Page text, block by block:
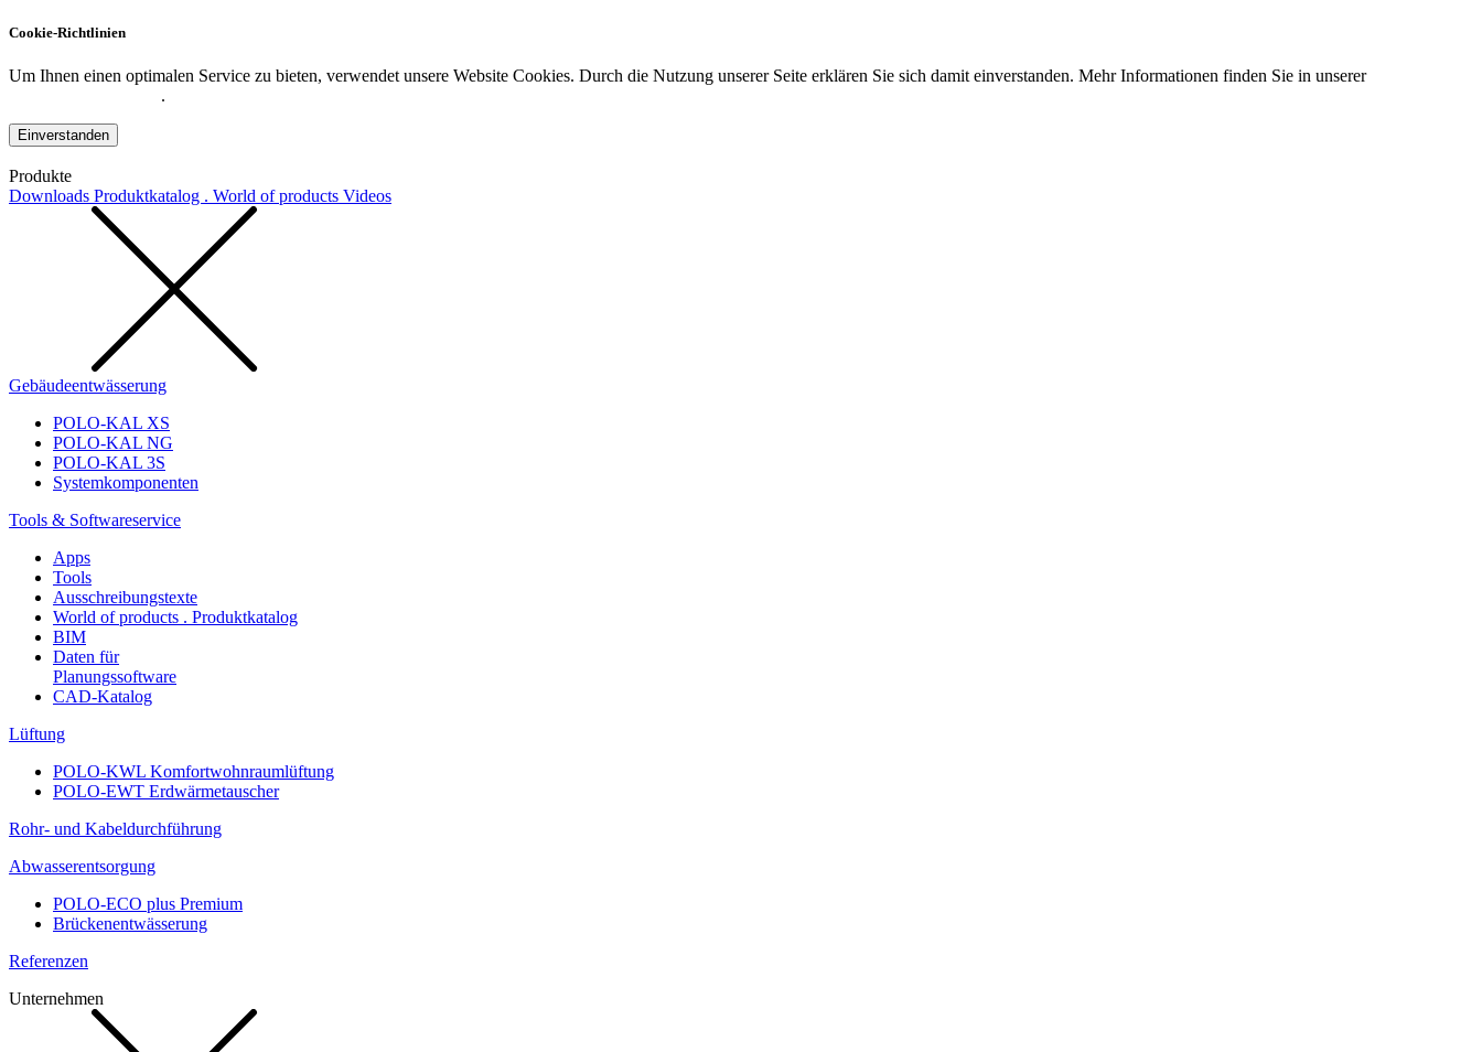
Cookie-Richtlinien
Um Ihnen einen optimalen Service zu bieten, verwendet unsere Website Cookies. Durch die Nutzung unserer Seite erklären Sie sich damit einverstanden. Mehr Informationen finden Sie in unserer
.
Einverstanden
Produkte
Downloads Produktkatalog . World of products Videos
Gebäudeentwässerung
POLO-KAL XS
POLO-KAL NG
POLO-KAL 3S
Systemkomponenten
Tools & Softwareservice
Apps
Tools
Ausschreibungstexte
World of products . Produktkatalog
BIM
Daten für
Planungssoftware
CAD-Katalog
Lüftung
POLO-KWL Komfortwohnraumlüftung
POLO-EWT Erdwärmetauscher
Rohr- und Kabeldurchführung
Abwasserentsorgung
POLO-ECO plus Premium
Brückenentwässerung
Referenzen
Unternehmen